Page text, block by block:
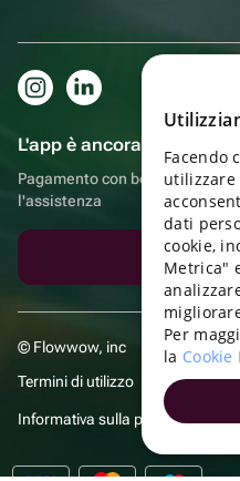
L'app è ancora più
Pagamento con bonus,
l'assistenza
© Flowwow, inc
Termini di utilizzo
Informativa sulla privacy
Facendo
utilizzare
dati
cookie,
Metrica"
Per
la Cookie